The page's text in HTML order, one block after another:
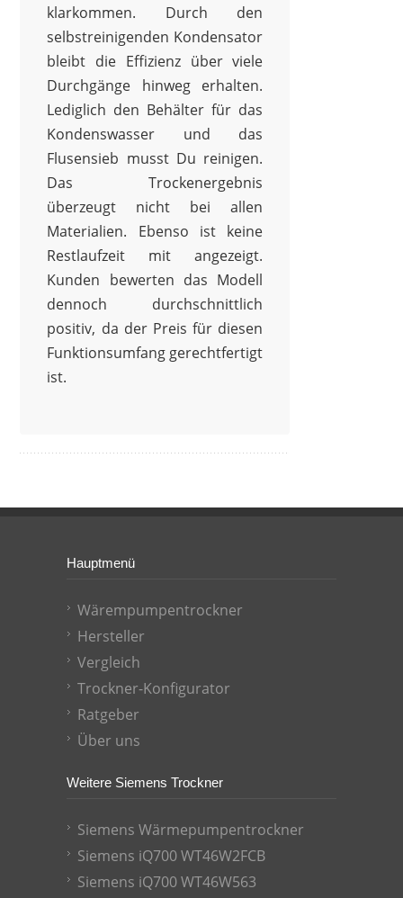
klarkommen. Durch den
selbstreinigenden Kondensator
bleibt die Effizienz über viele
Durchgänge hinweg erhalten.
Lediglich den Behälter für das
Kondenswasser und das
Flusensieb musst Du reinigen.
Das Trockenergebnis
überzeugt nicht bei allen
Materialien. Ebenso ist keine
Restlaufzeit mit angezeigt.
Kunden bewerten das Modell
dennoch durchschnittlich
positiv, da der Preis für diesen
Funktionsumfang gerechtfertigt
ist.
Hauptmenü
Wärempumpentrockner
Hersteller
Vergleich
Trockner-Konfigurator
Ratgeber
Über uns
Weitere Siemens Trockner
Siemens Wärmepumpentrockner
Siemens iQ700 WT46W2FCB
Siemens iQ700 WT46W563